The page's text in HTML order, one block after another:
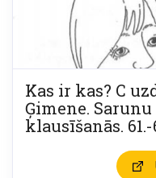
Kas ir kas? C
Ģimene.
klausīšanās.